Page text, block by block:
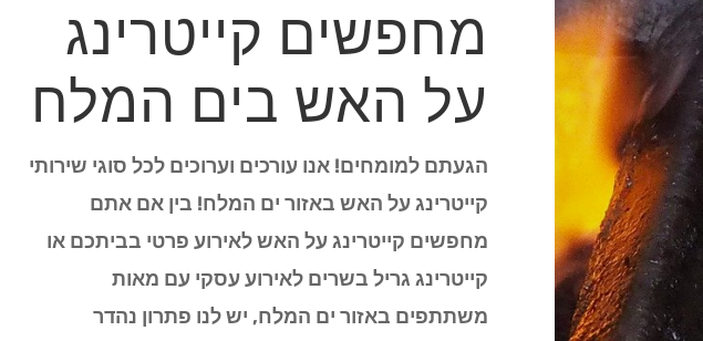
מחפשים קייטרינג
על האש בים המלח
הגעתם למומחים! אנו עורכים וערוכים לכל סוגי שירותי
קייטרינג על האש באזור ים המלח! בין אם אתם
מחפשים קייטרינג על האש לאירוע פרטי בביתכם או
קייטרינג גריל בשרים לאירוע עסקי עם מאות
משתתפים באזור ים המלח, יש לנו פתרון נהדר